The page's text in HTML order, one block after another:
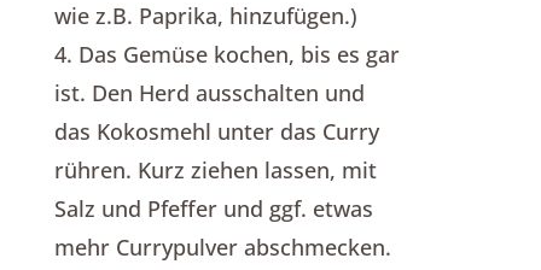
wie z.B. Paprika, hinzufügen.)
4. Das Gemüse kochen, bis es gar
ist. Den Herd ausschalten und
das Kokosmehl unter das Curry
rühren. Kurz ziehen lassen, mit
Salz und Pfeffer und ggf. etwas
mehr Currypulver abschmecken.